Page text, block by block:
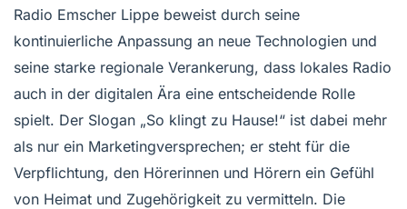
Radio Emscher Lippe beweist durch seine
kontinuierliche Anpassung an neue Technologien und
seine starke regionale Verankerung, dass lokales Radio
auch in der digitalen Ära eine entscheidende Rolle
spielt. Der Slogan „So klingt zu Hause!“ ist dabei mehr
als nur ein Marketingversprechen; er steht für die
Verpflichtung, den Hörerinnen und Hörern ein Gefühl
von Heimat und Zugehörigkeit zu vermitteln. Die